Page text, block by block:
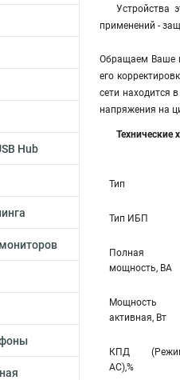
Hub
Устройства
применений -
Обращаем Ваше
его
сети находится
напряжения на
Технические
Тип
Тип ИБП
Полная
мощность, ВА
Мощность
активная, Вт
КПД
AC),%